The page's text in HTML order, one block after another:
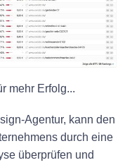
mehr Erfolg...
Agentur, kann den
durch eine
überprüfen und